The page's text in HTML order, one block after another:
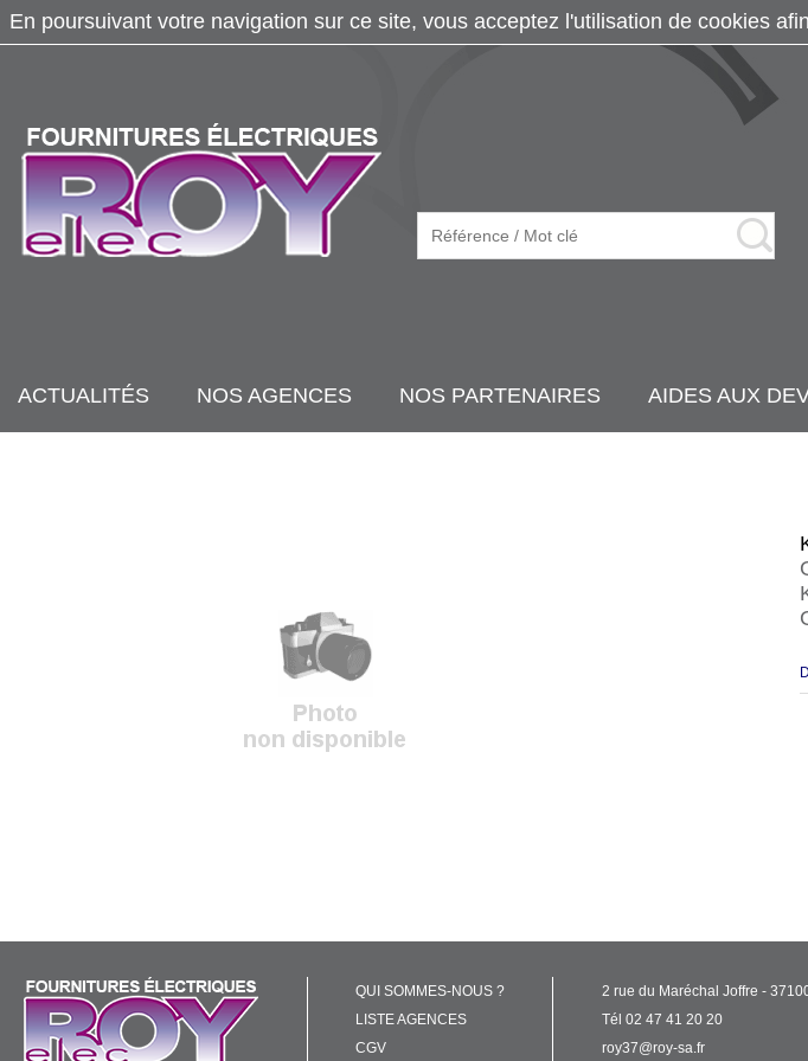
ACTUALITÉS NOS AGENCES NOS PARTENAIRES AIDES AUX
QUI SOMMES-NOUS ?
LISTE AGENCES
CGV
2 rue du Maréchal Joffre -
Tél 02 47 41 20 20
roy37@roy-sa.fr
En poursuivant votre navigation sur ce site, vous acceptez l'utilisation de cookies